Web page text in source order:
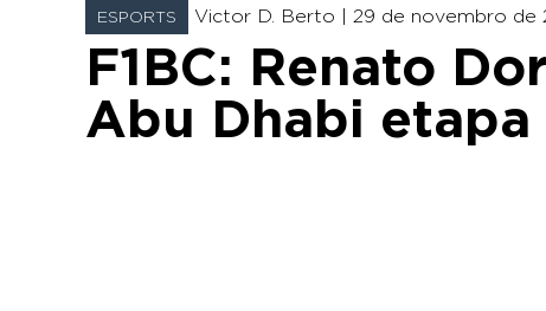
ESPORTS Victor D. Berto | 29 de novembro de
F1BC: Renato
Abu Dhabi etapa